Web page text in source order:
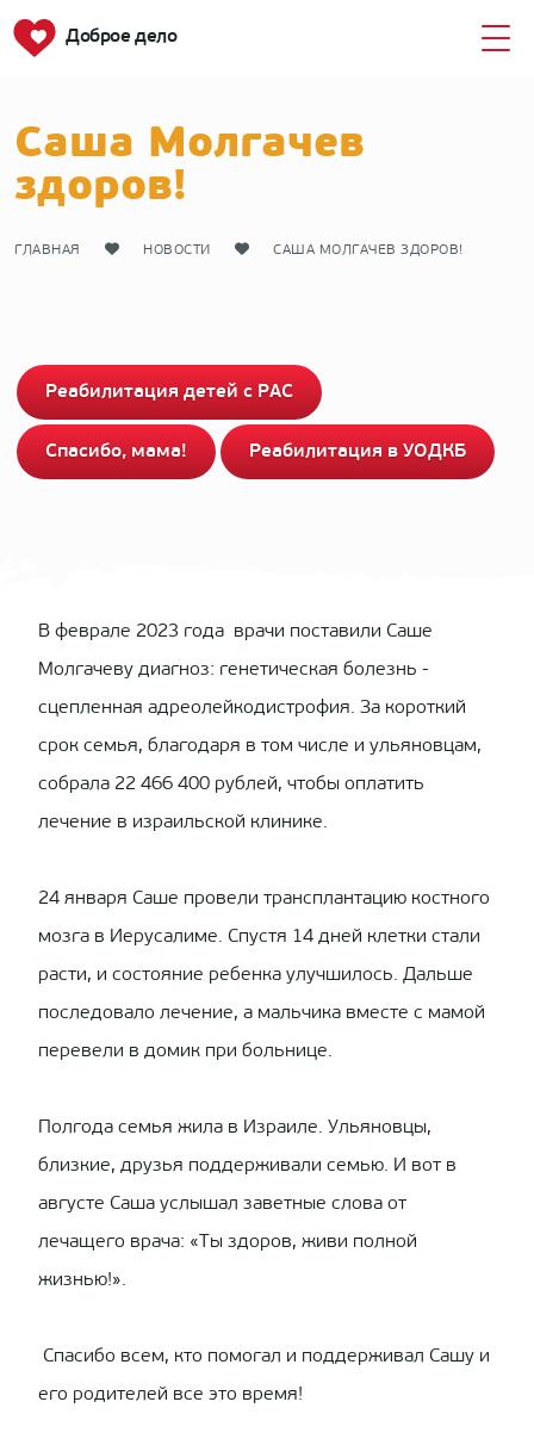
Доброе дело
Саша Молгачев
здоров!
ГЛАВНАЯ НОВОСТИ САША МОЛГАЧЕВ ЗДОРОВ!
Реабилитация детей с РАС
Спасибо, мама! Реабилитация в УОДКБ
В феврале 2023 года врачи поставили Саше
Молгачеву диагноз: генетическая болезнь -
сцепленная адреолейкодистрофия. За короткий
срок семья, благодаря в том числе и ульяновцам,
собрала 22 466 400 рублей, чтобы оплатить
лечение в израильской клинике.
24 января Саше провели трансплантацию костного
мозга в Иерусалиме. Спустя 14 дней клетки стали
расти, и состояние ребенка улучшилось. Дальше
последовало лечение, а мальчика вместе с мамой
перевели в домик при больнице.
Полгода семья жила в Израиле. Ульяновцы,
близкие, друзья поддерживали семью. И вот в
августе Саша услышал заветные слова от
лечащего врача: «Ты здоров, живи полной
жизнью!».
Спасибо всем, кто помогал и поддерживал Сашу и
его родителей все это время!